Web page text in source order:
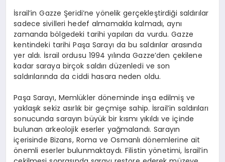
İsrail’in Gazze Şeridi’ne yönelik gerçekleştirdiği saldırılar
sadece sivilleri hedef almamakla kalmadı, aynı
zamanda bölgedeki tarihi yapıları da vurdu. Gazze
kentindeki tarihi Paşa Sarayı da bu saldırılar arasında
yer aldı. İsrail ordusu 1994 yılında Gazze’den çekilene
kadar saraya birçok saldırı düzenledi ve son
saldırılarında da ciddi hasara neden oldu.
Paşa Sarayı, Memlükler döneminde inşa edilmiş ve
yaklaşık sekiz asırlık bir geçmişe sahip. İsrail’in saldırıları
sonucunda sarayın büyük bir kısmı yıkıldı ve içinde
bulunan arkeolojik eserler yağmalandı. Sarayın
içerisinde Bizans, Roma ve Osmanlı dönemlerine ait
önemli eserler bulunmaktaydı. Filistin yönetimi, İsrail’in